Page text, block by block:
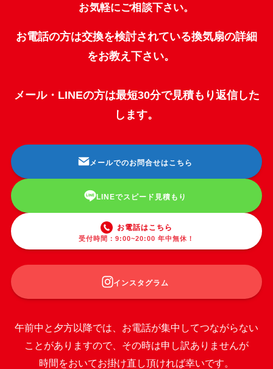
お気軽にご相談下さい。
お電話の方は交換を検討されている換気扇の詳細
をお教え下さい。
メール・LINEの方は最短30分で見積もり返信した
します。
メールでのお問合せはこちら
LINEでスピード見積もり
お電話はこちら
受付時間：9:00~20:00 年中無休！
インスタグラム
午前中と夕方以降では、お電話が集中してつながらない
ことがありますので、その時は申し訳ありませんが
時間をおいてお掛け直し頂ければ幸いです。